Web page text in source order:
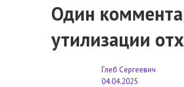
Один
утилизации
Глеб Сергеевич
04.04.2025